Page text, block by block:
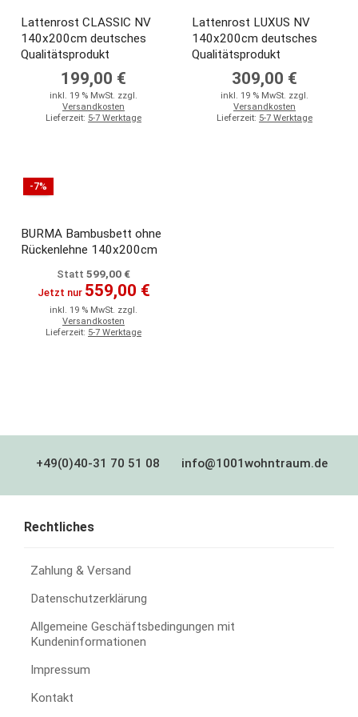
Lattenrost CLASSIC NV
140x200cm deutsches
Qualitätsprodukt
199,00 €
inkl. 19 % MwSt. zzgl.
Versandkosten
Lieferzeit: 5-7 Werktage
Lattenrost LUXUS NV
140x200cm deutsches
Qualitätsprodukt
309,00 €
inkl. 19 % MwSt. zzgl.
Versandkosten
Lieferzeit: 5-7 Werktage
-7%
BURMA Bambusbett ohne
Rückenlehne 140x200cm
Statt 599,00 €
Jetzt nur 559,00 €
inkl. 19 % MwSt. zzgl.
Versandkosten
Lieferzeit: 5-7 Werktage
+49(0)40-31 70 51 08 info@1001wohntraum.de
Rechtliches
Zahlung & Versand
Datenschutzerklärung
Allgemeine Geschäftsbedingungen mit
Kundeninformationen
Impressum
Kontakt